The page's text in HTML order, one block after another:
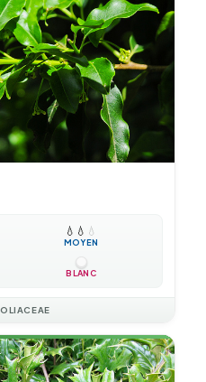
💧 💧 💧
MOYEN
BLANC